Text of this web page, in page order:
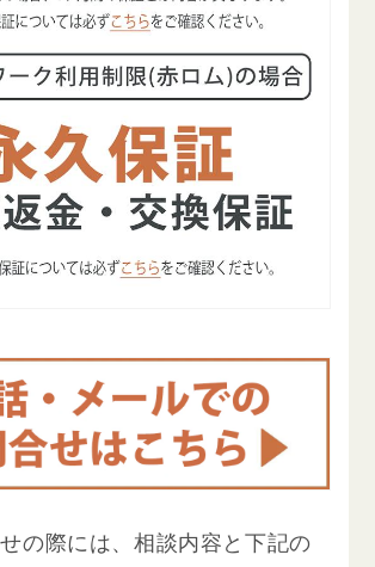
の際には、相談内容と下記の